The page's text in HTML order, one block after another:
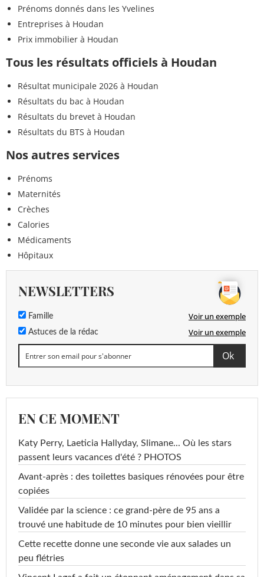
Prénoms donnés dans les Yvelines
Entreprises à Houdan
Prix immobilier à Houdan
Tous les résultats officiels à Houdan
Résultat municipale 2026 à Houdan
Résultats du bac à Houdan
Résultats du brevet à Houdan
Résultats du BTS à Houdan
Nos autres services
Prénoms
Maternités
Crèches
Calories
Médicaments
Hôpitaux
NEWSLETTERS
Famille Voir un exemple
Astuces de la rédac Voir un exemple
EN CE MOMENT
Katy Perry, Laeticia Hallyday, Slimane... Où les stars
passent leurs vacances d'été ? PHOTOS
Avant-après : des toilettes basiques rénovées pour être
copiées
Validée par la science : ce grand-père de 95 ans a
trouvé une habitude de 10 minutes pour bien vieillir
Cette recette donne une seconde vie aux salades un
peu flétries